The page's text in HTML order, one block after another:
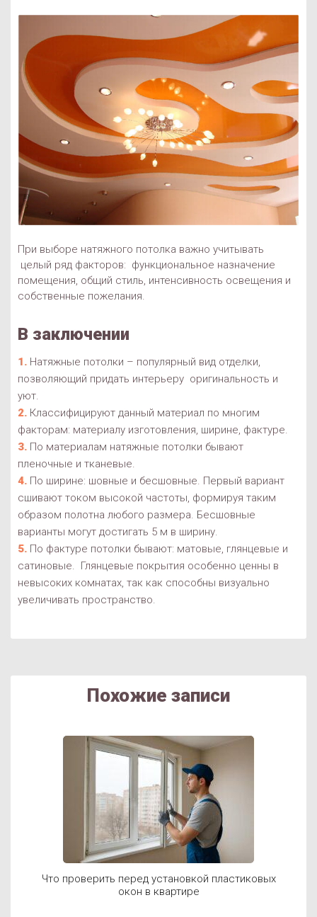
При выборе натяжного потолка важно учитывать
целый ряд факторов: функциональное назначение
помещения, общий стиль, интенсивность освещения и
собственные пожелания.
В заключении
Натяжные потолки – популярный вид отделки,
позволяющий придать интерьеру оригинальность и
уют.
Классифицируют данный материал по многим
факторам: материалу изготовления, ширине, фактуре.
По материалам натяжные потолки бывают
пленочные и тканевые.
По ширине: шовные и бесшовные. Первый вариант
сшивают током высокой частоты, формируя таким
образом полотна любого размера. Бесшовные
варианты могут достигать 5 м в ширину.
По фактуре потолки бывают: матовые, глянцевые и
сатиновые. Глянцевые покрытия особенно ценны в
невысоких комнатах, так как способны визуально
увеличивать пространство.
Похожие записи
Что проверить перед установкой пластиковых
окон в квартире